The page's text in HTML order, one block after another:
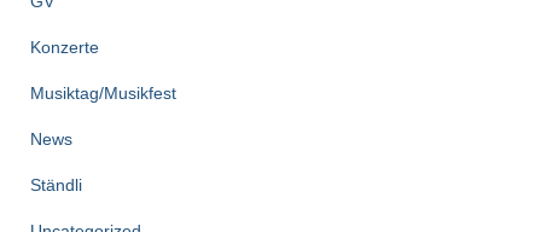
Konzerte
Musiktag/Musikfest
News
Ständli